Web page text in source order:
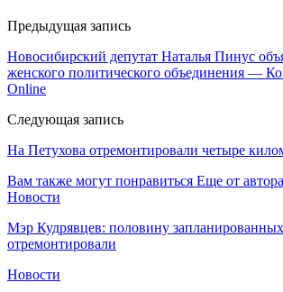
Предыдущая запись
Новосибирский депутат Наталья Пинус
женского политического объединения —
Online
Следующая запись
На Петухова отремонтировали четыре
Вам также могут понравиться Еще от автора
Новости
Мэр Кудрявцев: половину
отремонтировали
Новости